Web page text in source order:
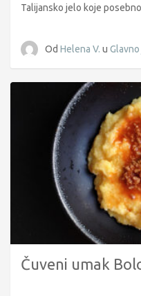
Talijansko jelo koje
Od Helena V. u
Čuveni umak